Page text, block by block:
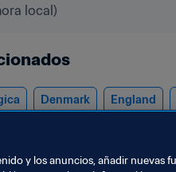
local)
Denmark England
y los anuncios, añadir nuevas